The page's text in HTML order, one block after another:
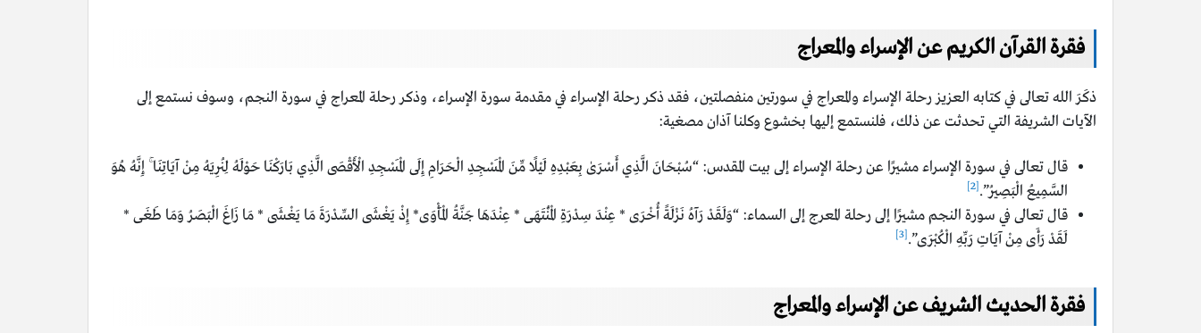
فقرة القرآن الكريم عن الإسراء والمعراج
ذكَرَ الله تعالى في كتابه العزيز رحلة الإسراء والمعراج في سورتين منفصلتين، فقد ذكر رحلة الإسراء في مقدمة سورة الإسراء، وذكر رحلة المعراج في سورة النجم، وسوف نستمع إلى
الآيات الشريفة التي تحدثت عن ذلك، فلنستمع إليها بخشوع وكلنا آذان مصغية:
قال تعالى في سورة الإسراء مشيرًا عن رحلة الإسراء إلى بيت المقدس: “سُبْحَانَ الَّذِي أَسْرَىٰ بِعَبْدِهِ لَيْلًا مِّنَ الْمَسْجِدِ الْحَرَامِ إِلَى الْمَسْجِدِ الْأَقْصَى الَّذِي بَارَكْنَا حَوْلَهُ لِنُرِيَهُ مِنْ آيَاتِنَا ۚ إِنَّهُ هُوَ
السَّمِيعُ الْبَصِيرُ”.[2]
قال تعالى في سورة النجم مشيرًا إلى رحلة المعرج إلى السماء: “وَلَقَدْ رَآهُ نَزْلَةً أُخْرَى * عِنْدَ سِدْرَةِ الْمُنْتَهَى * عِنْدَهَا جَنَّةُ الْمَأْوَى* إِذْ يَغْشَى السِّدْرَةَ مَا يَغْشَى * مَا زَاغَ الْبَصَرُ وَمَا طَغَى *
لَقَدْ رَأَى مِنْ آيَاتِ رَبِّهِ الْكُبْرَى”.[3]
فقرة الحديث الشريف عن الإسراء والمعراج